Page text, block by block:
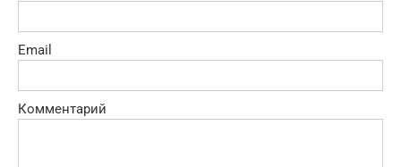
Email
Комментарий